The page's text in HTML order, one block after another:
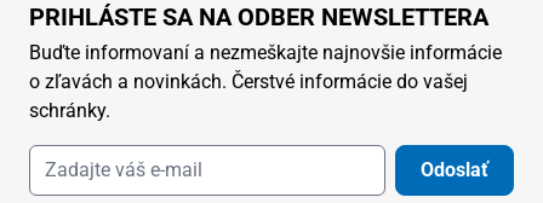
PRIHLÁSTE SA NA ODBER NEWSLETTERA
Buďte informovaní a nezmeškajte najnovšie informácie
o zľavách a novinkách. Čerstvé informácie do vašej
schránky.
Odoslať